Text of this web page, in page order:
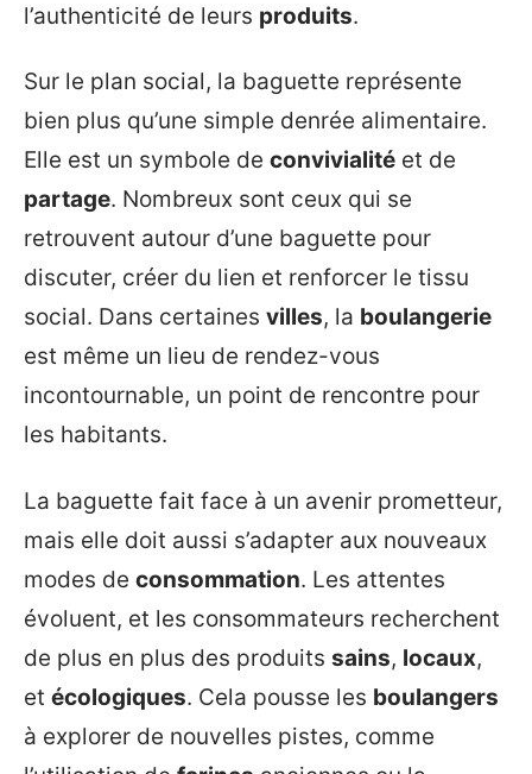
l’authenticité de leurs produits.
Sur le plan social, la baguette représente
bien plus qu’une simple denrée alimentaire.
Elle est un symbole de convivialité et de
partage. Nombreux sont ceux qui se
retrouvent autour d’une baguette pour
discuter, créer du lien et renforcer le tissu
social. Dans certaines villes, la boulangerie
est même un lieu de rendez-vous
incontournable, un point de rencontre pour
les habitants.
La baguette fait face à un avenir prometteur,
mais elle doit aussi s’adapter aux nouveaux
modes de consommation. Les attentes
évoluent, et les consommateurs recherchent
de plus en plus des produits sains, locaux,
et écologiques. Cela pousse les boulangers
à explorer de nouvelles pistes, comme